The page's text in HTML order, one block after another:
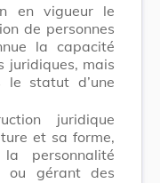
en vigueur le
de personnes
la capacité
juridiques, mais
le statut d’une
juridique
et sa forme,
personnalité
ou gérant des